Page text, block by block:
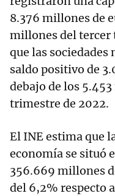
8.376 millones de
millones del tercer
que las
saldo positivo de
debajo de los
trimestre de 2022.
El INE estima que
economía se situó
356.669 millones
del 6,2% respecto